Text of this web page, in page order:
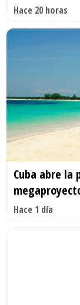
Hace 20 horas
Cuba abre la
Hace 1 día